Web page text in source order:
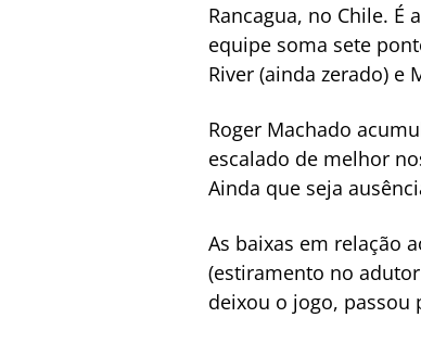
Rancagua, no Chile.
equipe soma sete
River (ainda zerado)
Roger Machado
escalado de melhor
Ainda que seja
As baixas em relação
(estiramento no
deixou o jogo, passou